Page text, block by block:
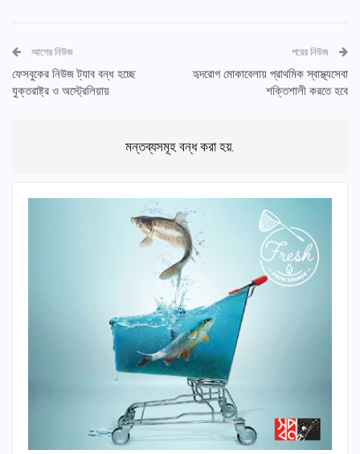
আগের নিউজ
ফেসবুকের নিউজ ট্যাব বন্ধ হচ্ছে
যুক্তরাষ্ট্র ও অস্ট্রেলিয়ায়
পরের নিউজ
হৃদরোগ মোকাবেলায় প্রাথমিক স্বাস্থ্যসেবা
শক্তিশালী করতে হবে
মন্তব্যসমূহ বন্ধ করা হয়.